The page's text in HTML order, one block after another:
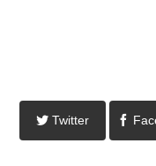
Twitter